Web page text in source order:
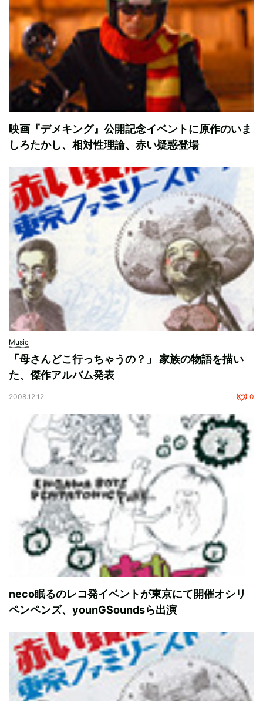
映画『デメキング』公開記念イベントに原作のいま
しろたかし、相対性理論、赤い疑惑登場
Music
「母さんどこ行っちゃうの？」 家族の物語を描い
た、傑作アルバム発表
2008.12.12 0
neco眠るのレコ発イベントが東京にて開催オシリ
ペンペンズ、younGSoundsら出演